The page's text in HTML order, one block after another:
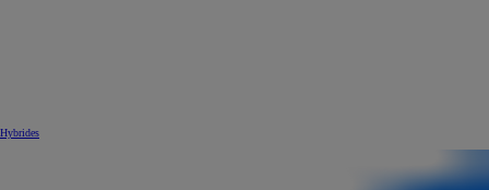
Hybrides